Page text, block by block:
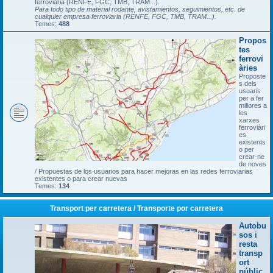
ferroviària (RENFE, FGC, TMB, TRAM...).
Para todo tipo de material rodante, avistamientos, seguimientos, etc. de
cualquier empresa ferroviaria (RENFE, FGC, TMB, TRAM...).
Temes: 488
Propos
tes
ferrovi
àries
Proposte
s dels
usuaris
per a fer
millores a
les
xarxes
ferroviàri
es
existents
o per
crear-ne
de noves
/ Propuestas de los usuarios para hacer mejoras en las redes ferroviarias
existentes o para crear nuevas
Temes: 134
Transport per carretera / Transporte por carretera
Autobu
sos i
resta
transp
ort